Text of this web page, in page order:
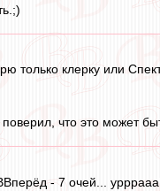
только клерку или
что это может
- 7 очей...